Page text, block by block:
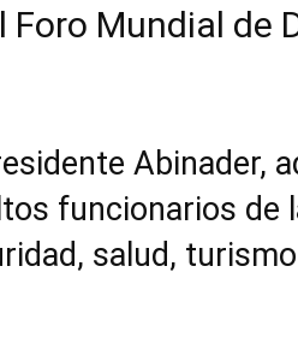
Mundial de
Abinader,
funcionarios de
salud,